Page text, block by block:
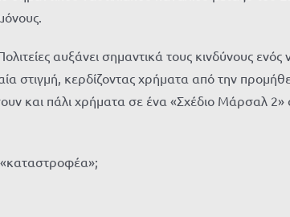
αυξάνει σημαντικά τους κινδύνους
στιγμή, κερδίζοντας χρήματα από την
και πάλι χρήματα σε ένα «Σχέδιο Μάρσαλ
«καταστροφέα»;